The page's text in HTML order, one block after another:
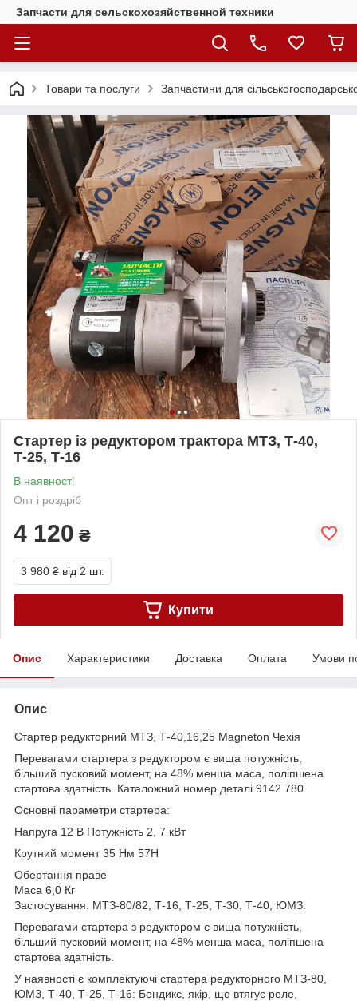
Запчасти для сельскохозяйственной техники
Товари та послуги Запчастини для
Стартер із редуктором трактора МТЗ, Т-40,
Т-25, Т-16
В наявності
Опт і роздріб
4 120 ₴
3 980 ₴ від 2 шт.
Купити
Опис Характеристики Доставка Оплата Умови
Опис
Стартер редукторний МТЗ, Т-40,16,25 Magneton Чехія
Перевагами стартера з редуктором є вища потужність,
більший пусковий момент, на 48% менша маса, поліпшена
стартова здатність. Каталожний номер деталі 9142 780.
Основні параметри стартера:
Напруга 12 В Потужність 2, 7 кВт
Крутний момент 35 Нм 57Н
Обертання праве
Маса 6,0 Кг
Застосування: МТЗ-80/82, Т-16, Т-25, Т-30, Т-40, ЮМЗ.
Перевагами стартера з редуктором є вища потужність,
більший пусковий момент, на 48% менша маса, поліпшена
стартова здатність.
У наявності є комплектуючі стартера редукторного МТЗ-80,
ЮМЗ, Т-40, Т-25, Т-16: Бендикс, якір, що втягує реле,